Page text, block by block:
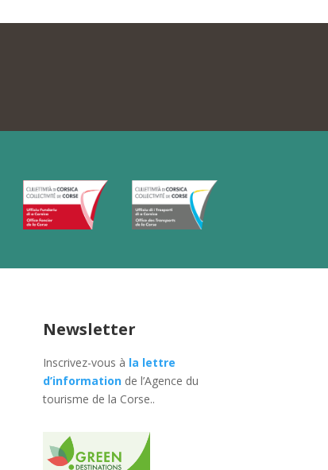
Newsletter
Inscrivez-vous à la lettre
d’information de l’Agence du
tourisme de la Corse..